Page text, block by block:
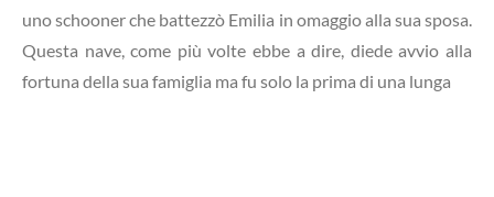
uno schooner che battezzò Emilia in omaggio alla sua sposa.
Questa nave, come più volte ebbe a dire, diede avvio alla
fortuna della sua famiglia ma fu solo la prima di una lunga